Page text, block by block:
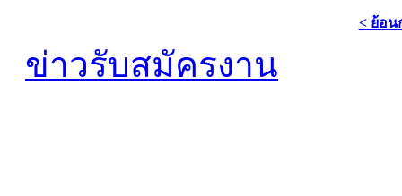
< ย้อน
ข่าวรับสมัครงาน